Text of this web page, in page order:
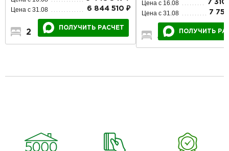
Цена с 31.08 6 844 510 ₽
2 1 1
ПОЛУЧИТЬ РАСЧЕТ
Цена с 16.08 7
Цена с 31.08 7
5 1 2
ПОЛУЧИТЬ